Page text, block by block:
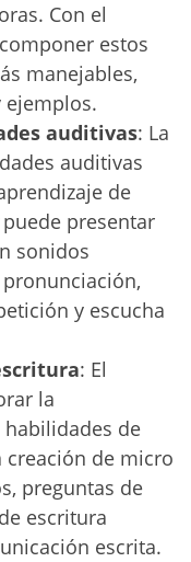
Con el
estos
manejables,
ejemplos.
auditivas: La
auditivas
de
presentar
sonidos
y escucha
: El
la
de
creación de micro
preguntas de
escritura
escrita.